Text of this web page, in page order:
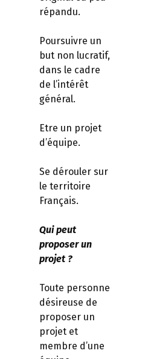
répandu.
Poursuivre un
but non lucratif,
dans le cadre
de l’intérêt
général.
Etre un projet
d’équipe.
Se dérouler sur
le territoire
Français.
Qui peut
proposer un
projet ?
Toute personne
désireuse de
proposer un
projet et
membre d’une